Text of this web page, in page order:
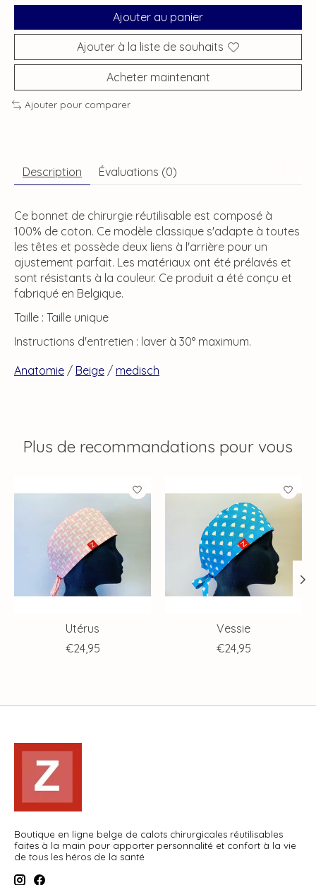
Ajouter au panier
Ajouter à la liste de souhaits
Acheter maintenant
Ajouter pour comparer
Description Évaluations (0)
Ce bonnet de chirurgie réutilisable est composé à
100% de coton. Ce modèle classique s'adapte à toutes
les têtes et possède deux liens à l'arrière pour un
ajustement parfait. Les matériaux ont été prélavés et
sont résistants à la couleur. Ce produit a été conçu et
fabriqué en Belgique.
Taille : Taille unique
Instructions d'entretien : laver à 30° maximum.
Anatomie / Beige / medisch
Plus de recommandations pour vous
Articles du carrousel de produits
Utérus
€24,95
Vessie
€24,95
Boutique en ligne belge de calots chirurgicales réutilisables
faites à la main pour apporter personnalité et confort à la vie
de tous les héros de la santé